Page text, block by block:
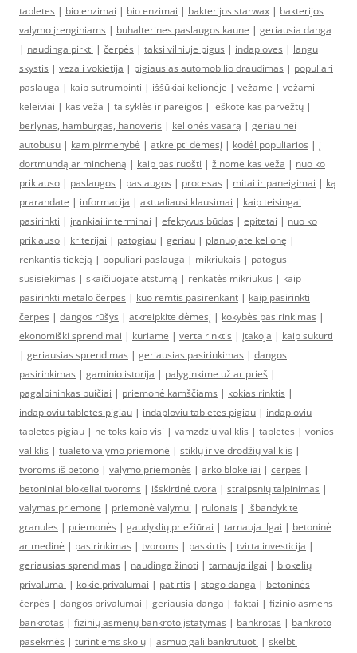
tabletes | bio enzimai | bio enzimai | bakterijos starwax | bakterijos
valymo įrenginiams | buhalterines paslaugos kaune | geriausia danga
| naudinga pirkti | čerpės | taksi vilniuje pigus | indaploves | langu
skystis | veza i vokietija | pigiausias automobilio draudimas | populiari
paslauga | kaip sutrumpinti | iššūkiai kelionėje | vežame | vežami
keleiviai | kas veža | taisyklės ir pareigos | ieškote kas parvežtų |
berlynas, hamburgas, hanoveris | kelionės vasarą | geriau nei
autobusu | kam pirmenybė | atkreipti dėmesį | kodėl populiarios | į
dortmundą ar mincheną | kaip pasiruošti | žinome kas veža | nuo ko
priklauso | paslaugos | paslaugos | procesas | mitai ir paneigimai | ką
prarandate | informacija | aktualiausi klausimai | kaip teisingai
pasirinkti | įrankiai ir terminai | efektyvus būdas | epitetai | nuo ko
priklauso | kriterijai | patogiau | geriau | planuojate kelionę |
renkantis tiekėją | populiari paslauga | mikriukais | patogus
susisiekimas | skaičiuojate atstumą | renkatės mikriukus | kaip
pasirinkti metalo čerpes | kuo remtis pasirenkant | kaip pasirinkti
čerpes | dangos rūšys | atkreipkite dėmesį | kokybės pasirinkimas |
ekonomiški sprendimai | kuriame | verta rinktis | įtakoja | kaip sukurti
| geriausias sprendimas | geriausias pasirinkimas | dangos
pasirinkimas | gaminio istorija | palyginkime už ar prieš |
pagalbininkas buičiai | priemonė kamščiams | kokias rinktis |
indaploviu tabletes pigiau | indaploviu tabletes pigiau | indaploviu
tabletes pigiau | ne toks kaip visi | vamzdziu valiklis | tabletes | vonios
valiklis | tualeto valymo priemonė | stiklų ir veidrodžių valiklis |
tvoroms iš betono | valymo priemonės | arko blokeliai | cerpes |
betoniniai blokeliai tvoroms | išskirtinė tvora | straipsnių talpinimas |
valymas priemone | priemonė valymui | rulonais | išbandykite
granules | priemonės | gaudyklių priežiūrai | tarnauja ilgai | betoninė
ar medinė | pasirinkimas | tvoroms | paskirtis | tvirta investicija |
geriausias sprendimas | naudinga žinoti | tarnauja ilgai | blokelių
privalumai | kokie privalumai | patirtis | stogo danga | betoninės
čerpės | dangos privalumai | geriausia danga | faktai | fizinio asmens
bankrotas | fizinių asmenų bankroto įstatymas | bankrotas | bankroto
pasekmės | turintiems skolų | asmuo gali bankrutuoti | skelbti